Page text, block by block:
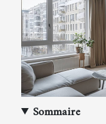
Sommaire